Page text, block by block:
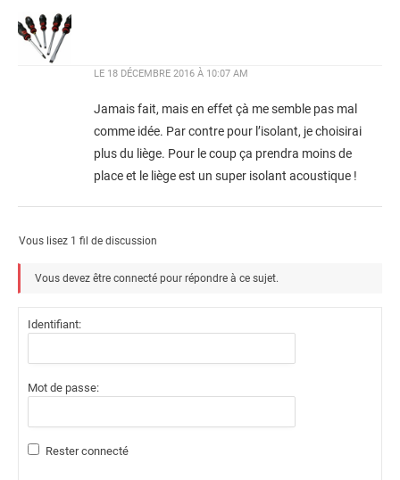
LE 18 DÉCEMBRE 2016 À 10:07 AM
Jamais fait, mais en effet çà me semble pas mal
comme idée. Par contre pour l’isolant, je choisirai
plus du liège. Pour le coup ça prendra moins de
place et le liège est un super isolant acoustique !
Vous lisez 1 fil de discussion
Vous devez être connecté pour répondre à ce sujet.
Identifiant:
Mot de passe:
Rester connecté